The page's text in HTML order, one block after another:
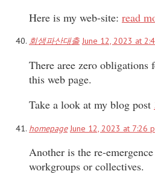
Here is my web-site: read
회생파산대출 June 12, 2023 at
There aree zero
this web page.
Take a look at my blog post
homepage June 12, 2023 at 7:26
Another is the re-
workgroups or collectives.